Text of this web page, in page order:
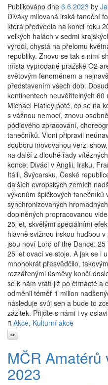
Publikováno dne 6.6.2023 by
Diváky milovaná irská taneční
která předvedla na konci roku
velkých halách v sedmi
výročí, chystá na přelomu
republiky. Znovu se tak s nimi
místa vyprodané pražské O2
světovým fenoménem a
představením všech dob.
kontinentech neuvěřitelných
Michael Flatley poté, co se na
s vážnou nemocí, znovu
pódiového zpracování,
tanečníků. Vloni připravil
souboru inovovanou verzi
na další z dlouhé řady
konce. Diváci v Anglii, Irsku,
Itálii, Švýcarsku, České
dalších evropských zemích
výkonům špičkových tanečníků
synchronizovaných
doplněných propracovanou
25 let, skvělými speciálními
hlavně svižnou irskou hudbou
jsou noví Lord of the Dance:
25 let ovací ve stoje. A jak se i
mnohokrát přesvědčilo,
rozzářenými úsměvy končí
se k nám vrátí již po čtrnácté a
odměnil téměř 1 milion
následuje svůj sen a bude to
zážitek. Přijďte s námi i vy
Akce, Kulturní akce
MČR
2023